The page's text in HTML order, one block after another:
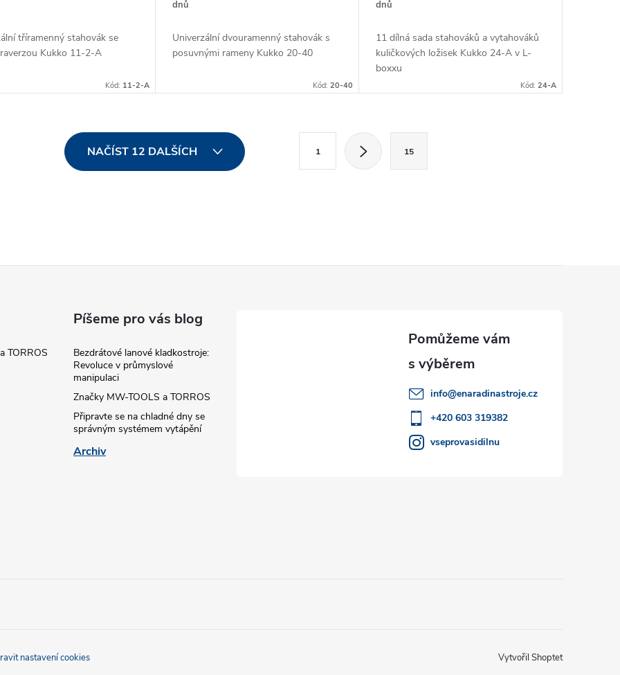
tříramenný stahovák se
Kukko 11-2-A
Kód: 11-2-A
dnů
Univerzální dvouramenný stahovák s
posuvnými rameny Kukko 20-40
Kód: 20-40
dnů
11 dílná sada stahováků a vytahováků
kuličkových ložisek Kukko 24-A v L-
boxxu
Kód: 24-A
NAČÍST 12 DALŠÍCH 1 15
TORROS
Píšeme pro vás blog
Bezdrátové lanové kladkostroje:
Revoluce v průmyslové
manipulaci
Značky MW-TOOLS a TORROS
Připravte se na chladné dny se
správným systémem vytápění
Archiv
info@enaradinastroje.cz
+420 603 319382
vseprovasidilnu
Vytvořil Shoptet
nastavení cookies